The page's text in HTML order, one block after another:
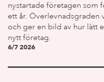
nystartade företagen som
ett år. Överlevnadsgraden
och ger en bild av hur lätt
nytt företag.
6/7 2026